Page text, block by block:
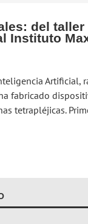
del taller
Instituto
Artificial,
fabricado
tetrapléjicas.